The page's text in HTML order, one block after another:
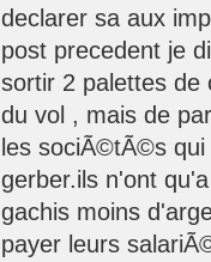
declarer sa aux
post precedent je
sortir 2 palettes de
du vol , mais de
les sociÃ©tÃ©s
gerber.ils n'ont
gachis moins
payer leurs